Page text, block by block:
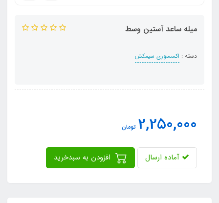
میله ساعد آستین وسط
دسته : اکسسوری سیمکش
2,250,000 تومان
آماده ارسال